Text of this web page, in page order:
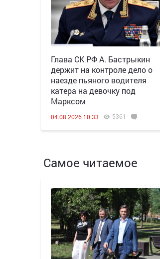
Глава СК РФ А. Бастрыкин
держит на контроле дело о
наезде пьяного водителя
катера на девочку под
Марксом
04.08.2026 10:33 5361
Самое читаемое